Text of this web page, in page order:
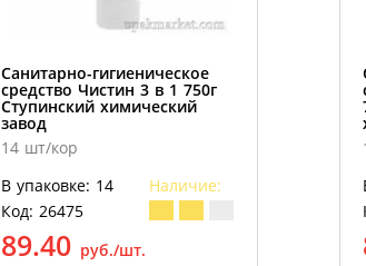
Санитарно-гигиеническое
средство Чистин 3 в 1 750г
Ступинский химический
завод
14 шт/кор
В упаковке: 14
Наличие:
Код: 26475
89.40 руб./шт.